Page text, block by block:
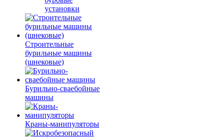
установки
Строительные
бурильные машины
(шнековые)
Бурильно-сваебойные
машины
Краны-манипуляторы